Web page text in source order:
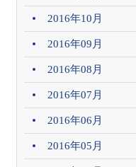
2016年10月
2016年09月
2016年08月
2016年07月
2016年06月
2016年05月